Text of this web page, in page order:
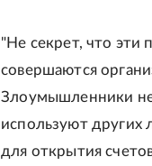
"Не секрет, что эти
совершаются
Злоумышленники не
используют
для открытия